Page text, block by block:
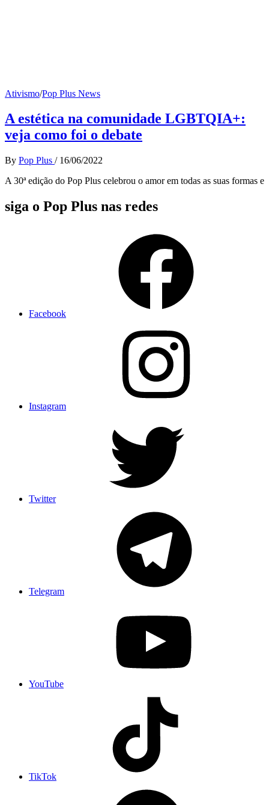
Ativismo/Pop Plus News
A estética na comunidade LGBTQIA+:
veja como foi o debate
By Pop Plus / 16/06/2022
A 30ª edição do Pop Plus celebrou o amor em todas as suas formas e
siga o Pop Plus nas redes
Facebook
Instagram
Twitter
Telegram
YouTube
TikTok